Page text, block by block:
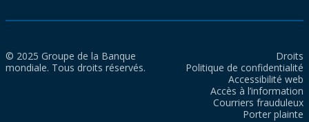
© 2025 Groupe de la Banque
mondiale. Tous droits réservés.
Droits
Politique de confidentialité
Accessibilité web
Accès à l’information
Courriers frauduleux
Porter plainte